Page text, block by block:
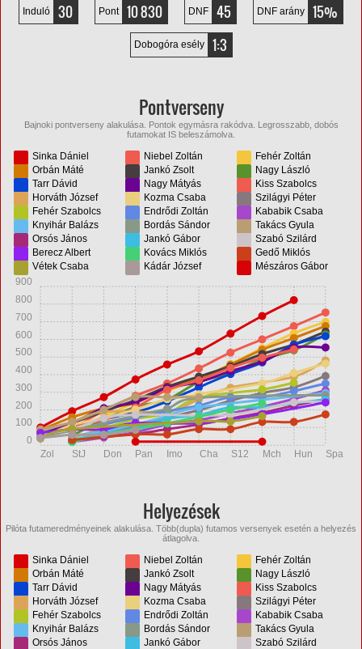
Induló 30 Pont 10 830 DNF 45 DNF arány 15%
Dobogóra esély 1:3
Pontverseny
Bajnoki pontverseny alakulása. Pontok egymásra rakódva. Legrosszabb, dobós
futamokat IS beleszámolva.
Sinka Dániel Niebel Zoltán
Fehér Zoltán
Orbán Máté
Jankó Zsolt
Nagy László
Tarr Dávid
Nagy Mátyás
Kiss Szabolcs
Horváth József
Kozma Csaba
Szilágyi Péter
Fehér Szabolcs
Endrődi Zoltán
Kababik Csaba
Knyihár Balázs
Bordás Sándor
Takács Gyula
Orsós János
Jankó Gábor
Szabó Szilárd
Berecz Albert
Kovács Miklós
Gedő Miklós
Vétek Csaba
Kádár József Mészáros Gábor
Zol StJ Don Pan Imo Cha S12 Mch Hun Spa
0
100
200
300
400
500
600
700
800
900
Helyezések
Pilóta futameredményeinek alakulása. Több(dupla) futamos versenyek esetén a helyezés
átlagolva.
Sinka Dániel Niebel Zoltán
Fehér Zoltán
Orbán Máté
Jankó Zsolt
Nagy László
Tarr Dávid
Nagy Mátyás
Kiss Szabolcs
Horváth József
Kozma Csaba
Szilágyi Péter
Fehér Szabolcs
Endrődi Zoltán
Kababik Csaba
Knyihár Balázs
Bordás Sándor
Takács Gyula
Orsós János
Jankó Gábor
Szabó Szilárd